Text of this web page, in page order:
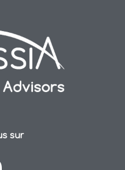
sur